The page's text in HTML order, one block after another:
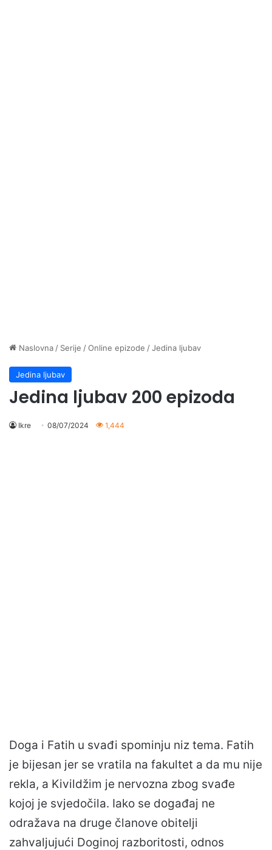
Naslovna / Serije /Online epizode /Jedina ljubav
Jedina ljubav
Jedina ljubav 200 epizoda
Ikre 08/07/2024 1,444
Doga i Fatih u svađi spominju niz tema. Fatih
je bijesan jer se vratila na fakultet a da mu nije
rekla, a Kivildžim je nervozna zbog svađe
kojoj je svjedočila. Iako se događaj ne
odražava na druge članove obitelji
zahvaljujući Doginoj razboritosti, odnos